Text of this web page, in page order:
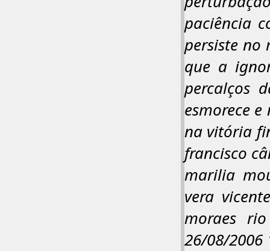
paciência
persiste no
que a
percalços
esmorece
na vitória
francisco
marilia
vera
moraes
26/08/2006